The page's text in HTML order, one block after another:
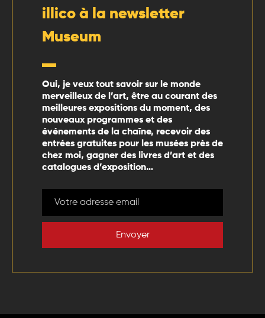
illico à la newsletter
Museum
Oui, je veux tout savoir sur le monde
merveilleux de l’art, être au courant des
meilleures expositions du moment, des
nouveaux programmes et des
événements de la chaîne, recevoir des
entrées gratuites pour les musées près de
chez moi, gagner des livres d’art et des
catalogues d’exposition…
Envoyer